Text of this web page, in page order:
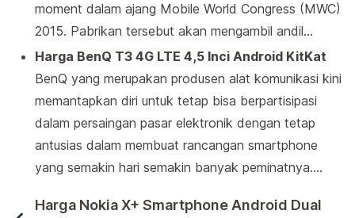
moment dalam ajang Mobile World Congress (MWC)
2015. Pabrikan tersebut akan mengambil andil…
Harga BenQ T3 4G LTE 4,5 Inci Android KitKat
BenQ yang merupakan produsen alat komunikasi kini
memantapkan diri untuk tetap bisa berpartisipasi
dalam persaingan pasar elektronik dengan tetap
antusias dalam membuat rancangan smartphone
yang semakin hari semakin banyak peminatnya.…
Harga Nokia X+ Smartphone Android Dual